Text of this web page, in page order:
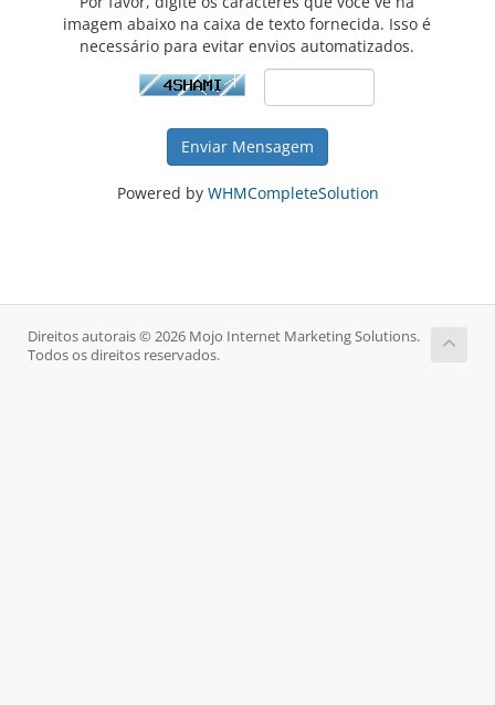
imagem abaixo na caixa de texto fornecida. Isso é
necessário para evitar envios automatizados.
Enviar Mensagem
Powered by WHMCompleteSolution
Direitos autorais © 2026 Mojo Internet Marketing Solutions.
Todos os direitos reservados.